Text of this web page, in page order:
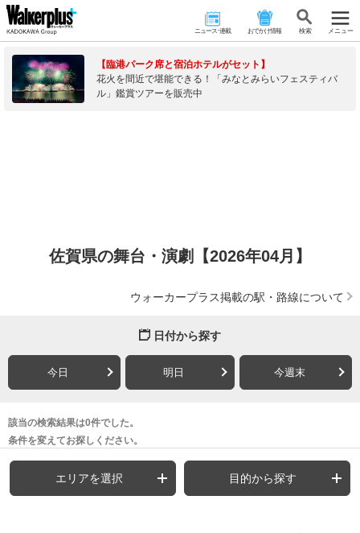
ニュース･連載 おでかけ情報 検 索 メニュー
【臨港パーク席と宿泊ホテルがセット】
花火を間近で堪能できる！「みなとみらいフェスティバ
ル」鑑賞ツアーを販売中
佐賀県の舞台・演劇【2026年04月】
ウォーカープラス掲載の駅・路線について
日付から探す
今日 明日 今週末
該当の検索結果は0件でした。
条件を変えてお探しください。
エリアを選択 目的から探す